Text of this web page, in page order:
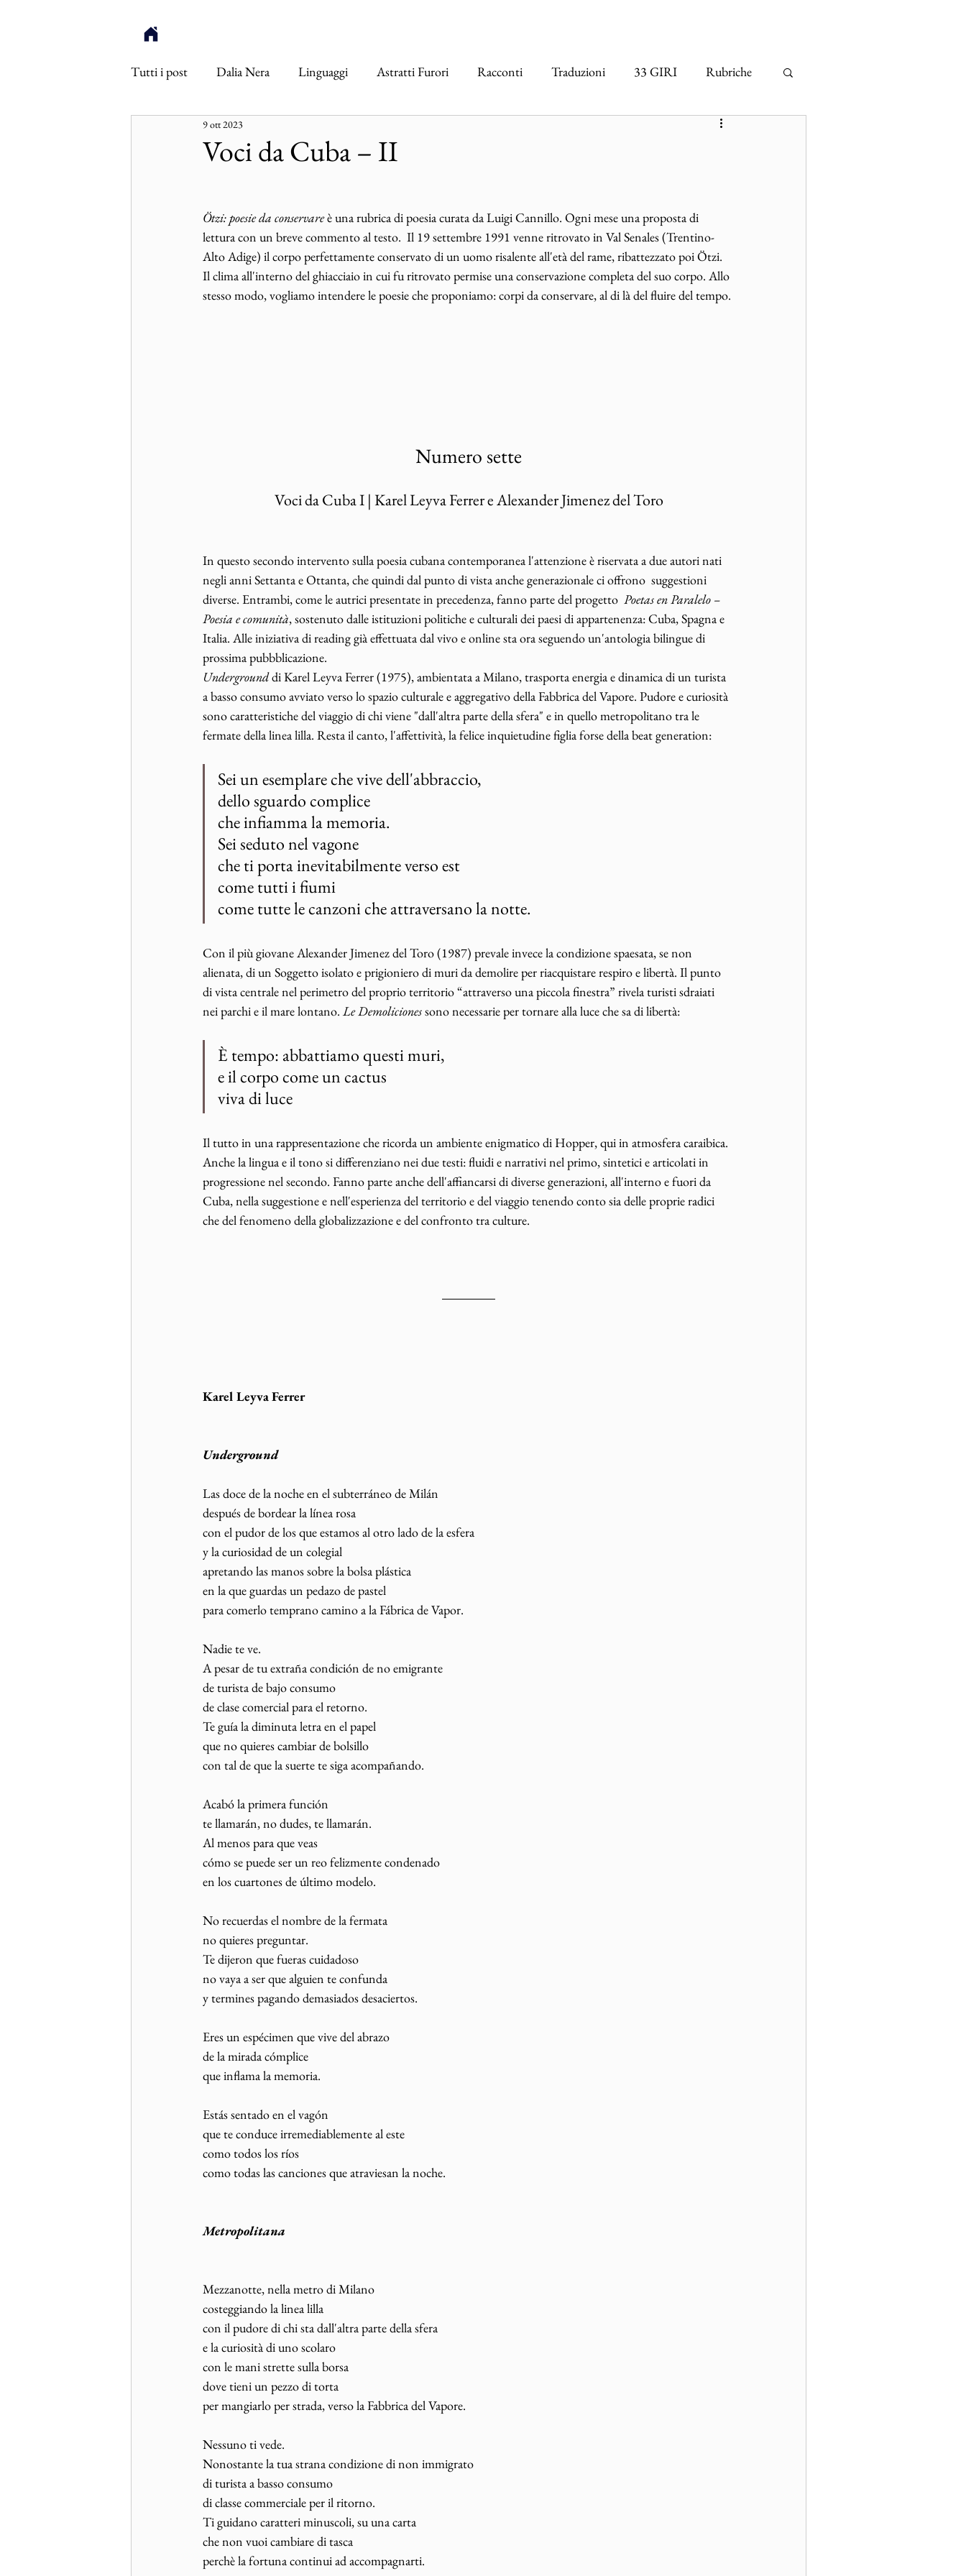
Tutti i post Dalia Nera Linguaggi Astratti Furori Racconti Traduzioni 33 GIRI Rubriche
Inneres Auge
Voci da Cuba – II
9 ott 2023
Ötzi: poesie da conservare è una rubrica di poesia curata da Luigi Cannillo. Ogni mese una proposta di
lettura con un breve commento al testo.  Il 19 settembre 1991 venne ritrovato in Val Senales (Trentino-
Alto Adige) il corpo perfettamente conservato di un uomo risalente all'età del rame, ribattezzato poi Ötzi.
Il clima all'interno del ghiacciaio in cui fu ritrovato permise una conservazione completa del suo corpo. Allo
stesso modo, vogliamo intendere le poesie che proponiamo: corpi da conservare, al di là del fluire del tempo.
Numero sette
Voci da Cuba I | Karel Leyva Ferrer e Alexander Jimenez del Toro
In questo secondo intervento sulla poesia cubana contemporanea l'attenzione è riservata a due autori nati
negli anni Settanta e Ottanta, che quindi dal punto di vista anche generazionale ci offrono  suggestioni
diverse. Entrambi, come le autrici presentate in precedenza, fanno parte del progetto Poetas en Paralelo –
Poesia e comunità, sostenutodalle istituzioni politiche e culturali dei paesi di appartenenza: Cuba, Spagna e
Italia. Alle iniziativa di reading già effettuata dal vivo e online sta ora seguendo un'antologia bilingue di
prossima pubbblicazione.
Underground di Karel Leyva Ferrer (1975), ambientata a Milano, trasporta energia e dinamica di un turista
a basso consumo avviato verso lo spazio culturale e aggregativo della Fabbrica del Vapore. Pudore e curiosità
sono caratteristiche del viaggio di chi viene "dall'altra parte della sfera" e in quello metropolitano tra le
fermate della linea lilla. Resta il canto, l'affettività, la felice inquietudine figlia forse della beat generation:
Sei un esemplare che vive dell'abbraccio,
dello sguardo complice
che infiamma la memoria.
Sei seduto nel vagone
che ti porta inevitabilmente verso est
come tutti i fiumi
come tutte le canzoni che attraversano la notte.
Con il più giovane Alexander Jimenez del Toro (1987) prevale invece la condizione spaesata, se non
alienata, di un Soggetto isolato e prigioniero di muri da demolire per riacquistare respiro e libertà. Il punto
di vista centrale nel perimetro del proprio territorio “attraverso una piccola finestra” rivela turisti sdraiati
nei parchi e il mare lontano. Le Demoliciones sono necessarie per tornare alla luce che sa di libertà:
È tempo: abbattiamo questi muri,
e il corpo come un cactus
viva di luce
Il tutto in una rappresentazione che ricorda un ambiente enigmatico di Hopper, qui in atmosfera caraibica.
Anche la lingua e il tono si differenziano nei due testi: fluidi e narrativi nel primo, sintetici e articolati in
progressione nel secondo. Fanno parte anche dell'affiancarsi di diverse generazioni, all'interno e fuori da
Cuba, nella suggestione e nell'esperienza del territorio e del viaggio tenendo conto sia delle proprie radici
che del fenomeno della globalizzazione e del confronto tra culture.
Karel Leyva Ferrer
Underground
Las doce de la noche en el subterráneo de Milán
después de bordear la línea rosa
con el pudor de los que estamos al otro lado de la esfera
y la curiosidad de un colegial
apretando las manos sobre la bolsa plástica
en la que guardas un pedazo de pastel
para comerlo temprano camino a la Fábrica de Vapor.
Nadie te ve.
A pesar de tu extraña condición de no emigrante
de turista de bajo consumo
de clase comercial para el retorno.
Te guía la diminuta letra en el papel
que no quieres cambiar de bolsillo
con tal de que la suerte te siga acompañando.
Acabó la primera función
te llamarán, no dudes, te llamarán.
Al menos para que veas
cómo se puede ser un reo felizmente condenado
en los cuartones de último modelo.
No recuerdas el nombre de la fermata
no quieres preguntar.
Te dijeron que fueras cuidadoso
no vaya a ser que alguien te confunda
y termines pagando demasiados desaciertos.
Eres un espécimen que vive del abrazo
de la mirada cómplice
que inflama la memoria.
Estás sentado en el vagón
que te conduce irremediablemente al este
como todos los ríos
como todas las canciones que atraviesan la noche.
Metropolitana
Mezzanotte, nella metro di Milano
costeggiando la linea lilla
con il pudore di chi sta dall'altra parte della sfera
e la curiosità di uno scolaro
con le mani strette sulla borsa
dove tieni un pezzo di torta
per mangiarlo per strada, verso la Fabbrica del Vapore.
Nessuno ti vede.
Nonostante la tua strana condizione di non immigrato
di turista a basso consumo
di classe commerciale per il ritorno.
Ti guidano caratteri minuscoli, su una carta
che non vuoi cambiare di tasca
perchè la fortuna continui ad accompagnarti.